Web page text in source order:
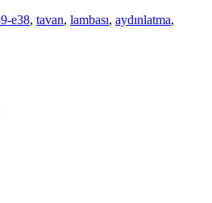
e38, tavan, lambası, aydınlatma,